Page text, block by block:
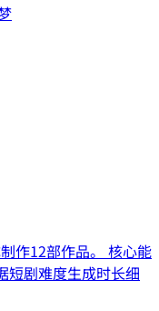
作12部作品。 核心能
短剧难度生成时长细